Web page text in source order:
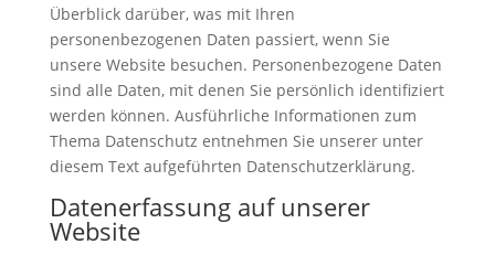
Überblick darüber, was mit Ihren
personenbezogenen Daten passiert, wenn Sie
unsere Website besuchen. Personenbezogene Daten
sind alle Daten, mit denen Sie persönlich identifiziert
werden können. Ausführliche Informationen zum
Thema Datenschutz entnehmen Sie unserer unter
diesem Text aufgeführten Datenschutzerklärung.
Datenerfassung auf unserer
Website